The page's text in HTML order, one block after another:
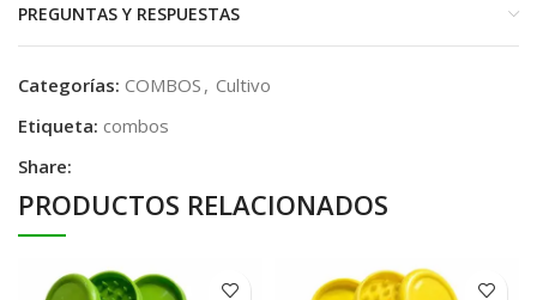
PREGUNTAS Y RESPUESTAS
Categorías: COMBOS , Cultivo
Etiqueta: combos
Share:
PRODUCTOS RELACIONADOS